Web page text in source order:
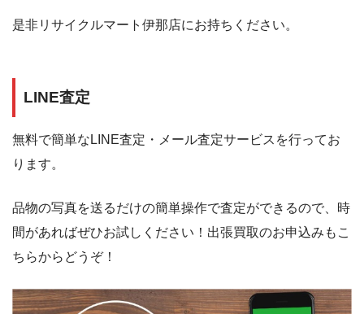
是非リサイクルマート伊那店にお持ちください。
LINE査定
無料で簡単なLINE査定・メール査定サービスを行ってお
ります。
品物の写真を送るだけの簡単操作で査定ができるので、時
間があればぜひお試しください！出張買取のお申込みもこ
ちらからどうぞ！